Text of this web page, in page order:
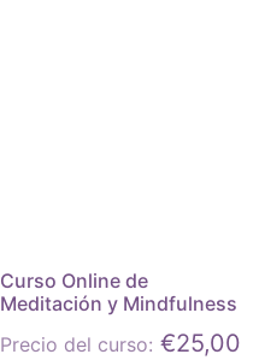
Curso Online de
Meditación y Mindfulness
Precio del curso: €25,00